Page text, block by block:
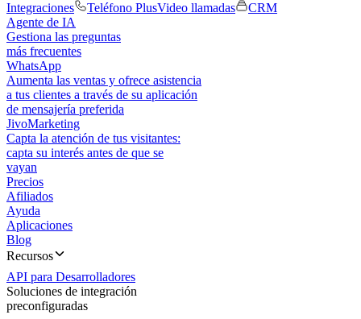
Integraciones
Teléfono PlusVideo llamadas
CRM
Agente de IA
Gestiona las preguntas
más frecuentes
WhatsApp
Aumenta las ventas y ofrece asistencia
a tus clientes a través de su aplicación
de mensajería preferida
JivoMarketing
Capta la atención de tus visitantes:
capta su interés antes de que se
vayan
Precios
Afiliados
Ayuda
Aplicaciones
Blog
Recursos
API para Desarrolladores
Soluciones de integración
preconfiguradas